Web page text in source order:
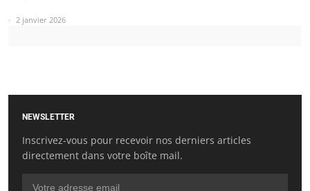
2 janvier 2026
NEWSLETTER
Inscrivez-vous pour recevoir nos derniers articles
directement dans votre boîte mail.